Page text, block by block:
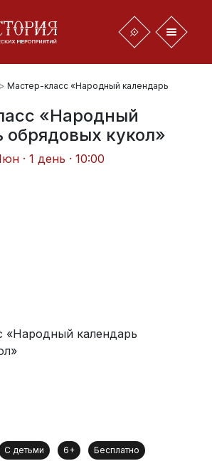
> Мастер-класс «Народный календарь
«Народный
обрядовых кукол»
· 1 день · 10:00
С детьми 6+ Бесплатно